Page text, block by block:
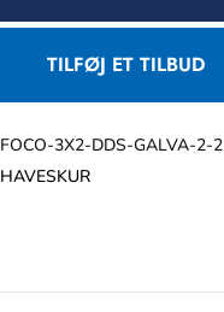
TILFØJ ET TILBUD
FOCO-3X2-DDS-GALVA-2-2
HAVESKUR